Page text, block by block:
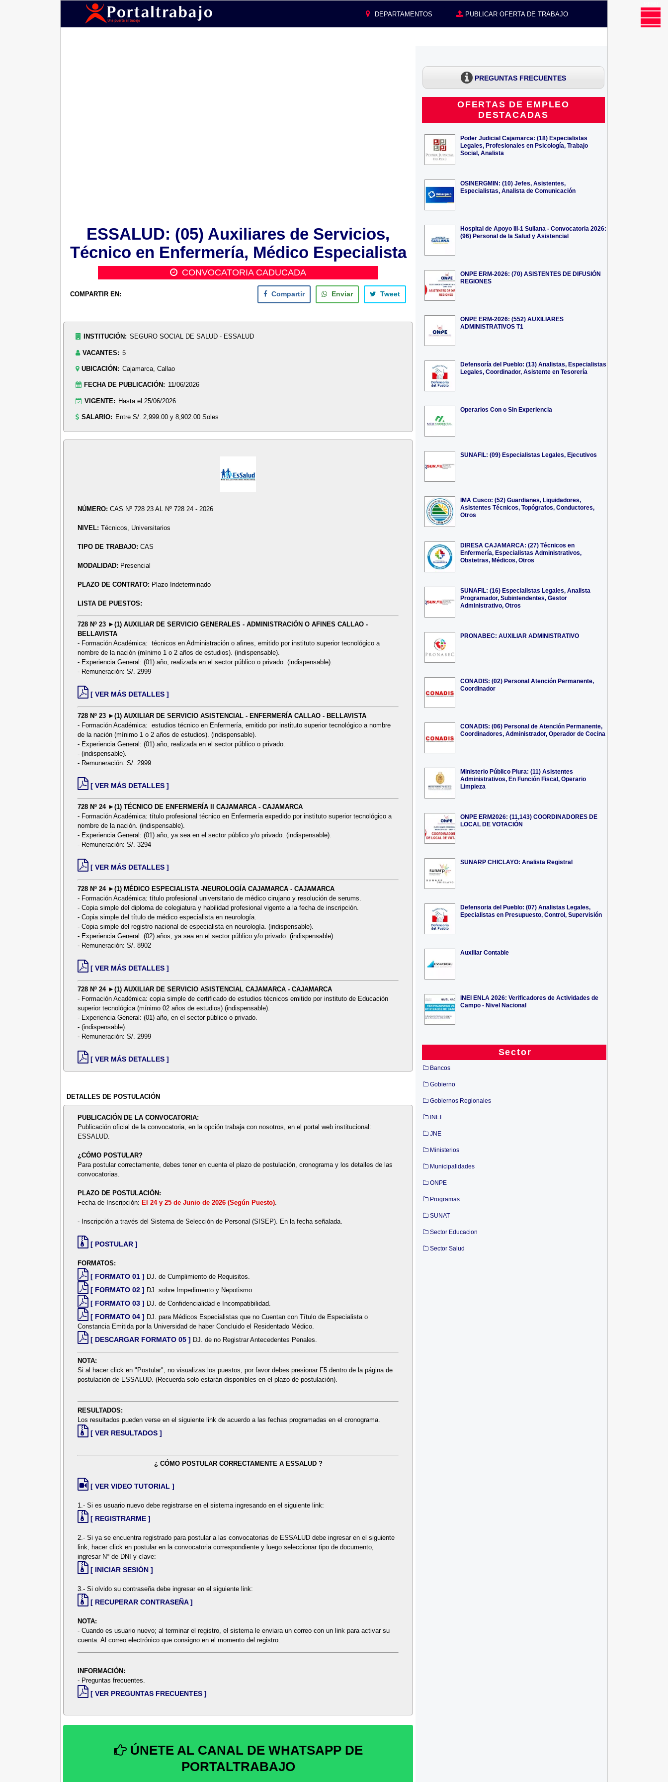
DEPARTAMENTOS PUBLICAR OFERTA DE TRABAJO
ESSALUD: (05) Auxiliares de Servicios,
Técnico en Enfermería, Médico Especialista
CONVOCATORIA CADUCADA
COMPARTIR EN: Compartir Enviar Tweet
INSTITUCIÓN: SEGURO SOCIAL DE SALUD - ESSALUD
VACANTES: 5
UBICACIÓN: Cajamarca, Callao
FECHA DE PUBLICACIÓN: 11/06/2026
VIGENTE: Hasta el 25/06/2026
SALARIO: Entre S/. 2,999.00 y 8,902.00 Soles
NÚMERO:CAS Nº 728 23 AL Nº 728 24 - 2026
NIVEL:Técnicos, Universitarios
TIPO DE TRABAJO:CAS
MODALIDAD: Presencial
PLAZO DE CONTRATO: Plazo Indeterminado
LISTA DE PUESTOS:
728 Nº 23 ►(1) AUXILIAR DE SERVICIO GENERALES - ADMINISTRACIÓN O AFINES CALLAO -
BELLAVISTA
- Formación Académica: técnicos en Administración o afines, emitido por instituto superior tecnológico a
nombre de la nación (mínimo 1 o 2 años de estudios). (indispensable).
- Experiencia General: (01) año, realizada en el sector público o privado. (indispensable).
- Remuneración: S/. 2999
[ VER MÁS DETALLES ]
728 Nº 23 ►(1) AUXILIAR DE SERVICIO ASISTENCIAL - ENFERMERÍA CALLAO - BELLAVISTA
- Formación Académica: estudios técnico en Enfermería, emitido por instituto superior tecnológico a nombre
de la nación (mínimo 1 o 2 años de estudios). (indispensable).
- Experiencia General: (01) año, realizada en el sector público o privado.
- (indispensable).
- Remuneración: S/. 2999
[ VER MÁS DETALLES ]
728 Nº 24 ►(1) TÉCNICO DE ENFERMERÍA II CAJAMARCA - CAJAMARCA
- Formación Académica: título profesional técnico en Enfermería expedido por instituto superior tecnológico a
nombre de la nación. (indispensable).
- Experiencia General: (01) año, ya sea en el sector público y/o privado. (indispensable).
- Remuneración: S/. 3294
[ VER MÁS DETALLES ]
728 Nº 24 ►(1) MÉDICO ESPECIALISTA -NEUROLOGÍA CAJAMARCA - CAJAMARCA
- Formación Académica: título profesional universitario de médico cirujano y resolución de serums.
- Copia simple del diploma de colegiatura y habilidad profesional vigente a la fecha de inscripción.
- Copia simple del título de médico especialista en neurología.
- Copia simple del registro nacional de especialista en neurología. (indispensable).
- Experiencia General: (02) años, ya sea en el sector público y/o privado. (indispensable).
- Remuneración: S/. 8902
[ VER MÁS DETALLES ]
728 Nº 24 ►(1) AUXILIAR DE SERVICIO ASISTENCIAL CAJAMARCA - CAJAMARCA
- Formación Académica: copia simple de certificado de estudios técnicos emitido por instituto de Educación
superior tecnológica (mínimo 02 años de estudios) (indispensable).
- Experiencia General: (01) año, en el sector público o privado.
- (indispensable).
- Remuneración: S/. 2999
[ VER MÁS DETALLES ]
DETALLES DE POSTULACIÓN
PUBLICACIÓN DE LA CONVOCATORIA:
Publicación oficial de la convocatoria, en la opción trabaja con nosotros, en el portal web institucional:
ESSALUD.
¿CÓMO POSTULAR?
Para postular correctamente, debes tener en cuenta el plazo de postulación, cronograma y los detalles de las
convocatorias.
PLAZO DE POSTULACIÓN:
Fecha de Inscripción:El 24 y 25 de Junio de 2026 (Según Puesto)
- Inscripción a través del Sistema de Selección de Personal (SISEP). En la fecha señalada.
[ POSTULAR ]
FORMATOS:
[ FORMATO 01 ] DJ. de Cumplimiento de Requisitos.
[ FORMATO 02 ] DJ. sobre Impedimento y Nepotismo.
[ FORMATO 03 ] DJ. de Confidencialidad e Incompatibilidad.
[ FORMATO 04 ] DJ. para Médicos Especialistas que no Cuentan con Título de Especialista o
Constancia Emitida por la Universidad de haber Concluido el Residentado Médico.
[ DESCARGAR FORMATO 05 ] DJ. de no Registrar Antecedentes Penales.
NOTA:
Si al hacer click en "Postular", no visualizas los puestos, por favor debes presionar F5 dentro de la página de
postulación de ESSALUD. (Recuerda solo estarán disponibles en el plazo de postulación).
RESULTADOS:
Los resultados pueden verse en el siguiente link de acuerdo a las fechas programadas en el cronograma.
[ VER RESULTADOS ]
¿ CÓMO POSTULAR CORRECTAMENTE A ESSALUD ?
[ VER VIDEO TUTORIAL ]
1.- Si es usuario nuevo debe registrarse en el sistema ingresando en el siguiente link:
[ REGISTRARME ]
2.- Si ya se encuentra registrado para postular a las convocatorias de ESSALUD debe ingresar en el siguiente
link, hacer click en postular en la convocatoria correspondiente y luego seleccionar tipo de documento,
ingresar Nº de DNI y clave:
[ INICIAR SESIÓN ]
3.- Si olvido su contraseña debe ingresar en el siguiente link:
[ RECUPERAR CONTRASEÑA ]
NOTA:
- Cuando es usuario nuevo; al terminar el registro, el sistema le enviara un correo con un link para activar su
cuenta. Al correo electrónico que consigno en el momento del registro.
INFORMACIÓN:
- Preguntas frecuentes.
[ VER PREGUNTAS FRECUENTES ]
ÚNETE AL CANAL DE WHATSAPP DE
PORTALTRABAJO
PREGUNTAS FRECUENTES
OFERTAS DE EMPLEO
DESTACADAS
Poder Judicial Cajamarca: (18) Especialistas
Legales, Profesionales en Psicología, Trabajo
Social, Analista
OSINERGMIN: (10) Jefes, Asistentes,
Especialistas, Analista de Comunicación
Hospital de Apoyo III-1 Sullana - Convocatoria 2026:
(96) Personal de la Salud y Asistencial
ONPE ERM-2026: (70) ASISTENTES DE DIFUSIÓN
REGIONES
ONPE ERM-2026: (552) AUXILIARES
ADMINISTRATIVOS T1
Defensoría del Pueblo: (13) Analistas, Especialistas
Legales, Coordinador, Asistente en Tesorería
Operarios Con o Sin Experiencia
SUNAFIL: (09) Especialistas Legales, Ejecutivos
IMA Cusco: (52) Guardianes, Liquidadores,
Asistentes Técnicos, Topógrafos, Conductores,
Otros
DIRESA CAJAMARCA: (27) Técnicos en
Enfermería, Especialistas Administrativos,
Obstetras, Médicos, Otros
SUNAFIL: (16) Especialistas Legales, Analista
Programador, Subintendentes, Gestor
Administrativo, Otros
PRONABEC: AUXILIAR ADMINISTRATIVO
CONADIS: (02) Personal Atención Permanente,
Coordinador
CONADIS: (06) Personal de Atención Permanente,
Coordinadores, Administrador, Operador de Cocina
Ministerio Público Piura: (11) Asistentes
Administrativos, En Función Fiscal, Operario
Limpieza
ONPE ERM2026: (11,143) COORDINADORES DE
LOCAL DE VOTACIÓN
SUNARP CHICLAYO: Analista Registral
Defensoria del Pueblo: (07) Analistas Legales,
Epecialistas en Presupuesto, Control, Supervisión
Auxiliar Contable
INEI ENLA 2026: Verificadores de Actividades de
Campo - Nivel Nacional
Sector
Bancos
Gobierno
Gobiernos Regionales
INEI
JNE
Ministerios
Municipalidades
ONPE
Programas
SUNAT
Sector Educacion
Sector Salud